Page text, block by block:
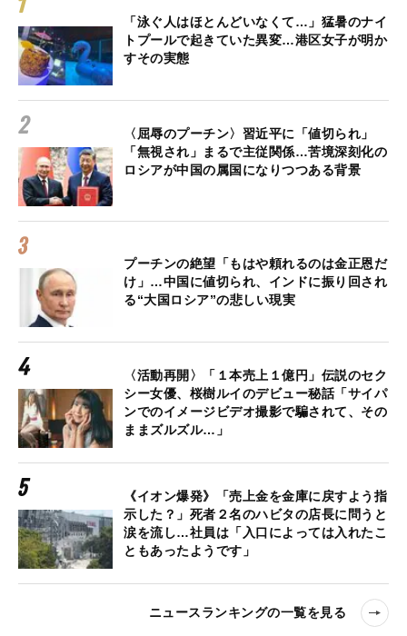
「泳ぐ人はほとんどいなくて…」猛暑のナイ
トプールで起きていた異変…港区女子が明か
すその実態
〈屈辱のプーチン〉習近平に「値切られ」
「無視され」まるで主従関係…苦境深刻化の
ロシアが中国の属国になりつつある背景
プーチンの絶望「もはや頼れるのは金正恩だ
け」…中国に値切られ、インドに振り回され
る“大国ロシア”の悲しい現実
〈活動再開〉「１本売上１億円」伝説のセク
シー女優、桜樹ルイのデビュー秘話「サイパ
ンでのイメージビデオ撮影で騙されて、その
ままズルズル…」
《イオン爆発》「売上金を金庫に戻すよう指
示した？」死者２名のハビタの店長に問うと
涙を流し…社員は「入口によっては入れたこ
ともあったようです」
ニュースランキングの一覧を見る